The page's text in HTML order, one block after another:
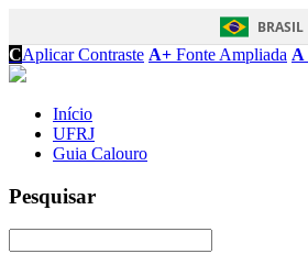
BRASIL
CAplicar Contraste A+ Fonte Ampliada A
Início
UFRJ
Guia Calouro
Pesquisar